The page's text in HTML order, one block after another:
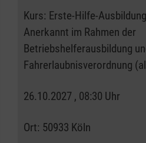
Kurs: Erste-Hilfe-Ausbildung
Anerkannt im Rahmen der
Betriebshelferausbildung
Fahrerlaubnisverordnung
26.10.2027 , 08:30 Uhr
Ort: 50933 Köln